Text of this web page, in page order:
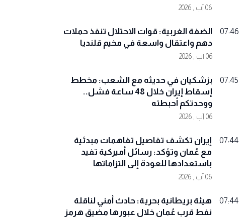
06 آب , 2026
07:46
الضفة الغربية: قوات الاحتلال تنفذ حملات
دهم واعتقال واسعة في مخيم قلنديا
06 آب , 2026
07:45
بزشكيان في حديثه مع الشعب: مخطط
إسقاط إيران خلال 48 ساعة فشل..
ووحدتكم أحبطته
06 آب , 2026
07:44
إيران تكشف تفاصيل تفاهمات مبدئية
مع عُمان وتؤكد: رسائل أميركية تفيد
باستعدادها للعودة إلى التزاماتها
06 آب , 2026
07:44
هيئة بريطانية بحرية: حادث أمني لناقلة
نفط قرب عُمان خلال عبورها مضيق هرمز